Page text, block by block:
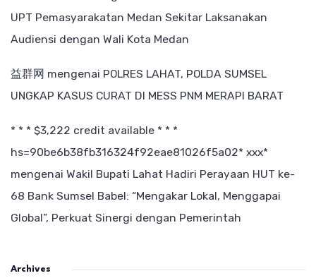
UPT Pemasyarakatan Medan Sekitar Laksanakan
Audiensi dengan Wali Kota Medan
益群网 mengenai POLRES LAHAT, POLDA SUMSEL
UNGKAP KASUS CURAT DI MESS PNM MERAPI BARAT
* * * $3,222 credit available * * *
hs=90be6b38fb316324f92eae81026f5a02* ххх*
mengenai Wakil Bupati Lahat Hadiri Perayaan HUT ke-
68 Bank Sumsel Babel: “Mengakar Lokal, Menggapai
Global”, Perkuat Sinergi dengan Pemerintah
Archives